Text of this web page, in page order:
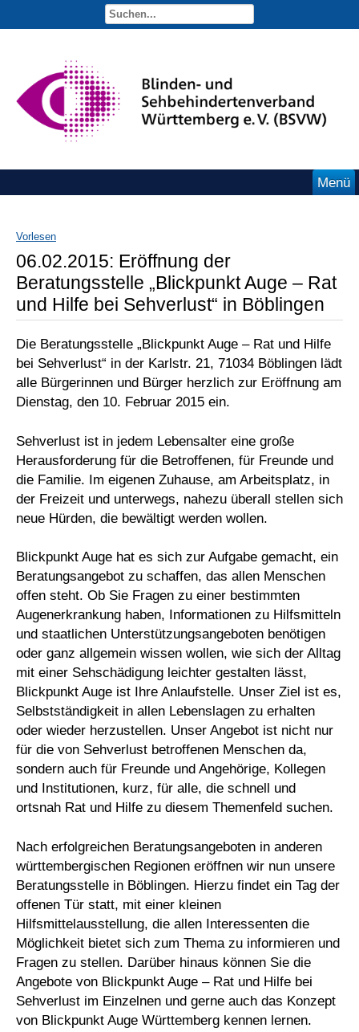
Menü
Vorlesen
06.02.2015: Eröffnung der
Beratungsstelle „Blickpunkt Auge – Rat
und Hilfe bei Sehverlust“ in Böblingen
Die Beratungsstelle „Blickpunkt Auge – Rat und Hilfe
bei Sehverlust“ in der Karlstr. 21, 71034 Böblingen lädt
alle Bürgerinnen und Bürger herzlich zur Eröffnung am
Dienstag, den 10. Februar 2015 ein.
Sehverlust ist in jedem Lebensalter eine große
Herausforderung für die Betroffenen, für Freunde und
die Familie. Im eigenen Zuhause, am Arbeitsplatz, in
der Freizeit und unterwegs, nahezu überall stellen sich
neue Hürden, die bewältigt werden wollen.
Blickpunkt Auge hat es sich zur Aufgabe gemacht, ein
Beratungsangebot zu schaffen, das allen Menschen
offen steht. Ob Sie Fragen zu einer bestimmten
Augenerkrankung haben, Informationen zu Hilfsmitteln
und staatlichen Unterstützungsangeboten benötigen
oder ganz allgemein wissen wollen, wie sich der Alltag
mit einer Sehschädigung leichter gestalten lässt,
Blickpunkt Auge ist Ihre Anlaufstelle. Unser Ziel ist es,
Selbstständigkeit in allen Lebenslagen zu erhalten
oder wieder herzustellen. Unser Angebot ist nicht nur
für die von Sehverlust betroffenen Menschen da,
sondern auch für Freunde und Angehörige, Kollegen
und Institutionen, kurz, für alle, die schnell und
ortsnah Rat und Hilfe zu diesem Themenfeld suchen.
Nach erfolgreichen Beratungsangeboten in anderen
württembergischen Regionen eröffnen wir nun unsere
Beratungsstelle in Böblingen. Hierzu findet ein Tag der
offenen Tür statt, mit einer kleinen
Hilfsmittelausstellung, die allen Interessenten die
Möglichkeit bietet sich zum Thema zu informieren und
Fragen zu stellen. Darüber hinaus können Sie die
Angebote von Blickpunkt Auge – Rat und Hilfe bei
Sehverlust im Einzelnen und gerne auch das Konzept
von Blickpunkt Auge Württemberg kennen lernen.